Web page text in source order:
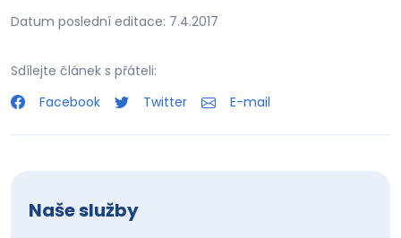
Datum poslední editace: 7.4.2017
Sdílejte článek s přáteli:
Facebook
Twitter E-mail
Naše služby